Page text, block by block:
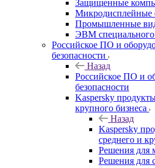
Защищенные
Микродисплейные
Промышленные
ЭВМ специального
Российское ПО и
безопасности
Назад
Российское ПО и
безопасности
Kaspersky
крупного бизнеса
Назад
Kaspersky
среднего и
Решения для
Решения для